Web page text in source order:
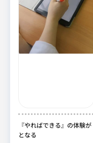
『やればできる』の体験が
となる